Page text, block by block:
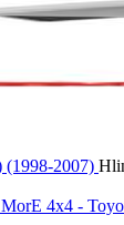
(1998-2007)
4x4 -